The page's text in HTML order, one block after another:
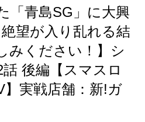
「青島SG」に大興
望が入り乱れる結
みください！】シ
後編【スマスロ
実戦店舗：新!ガ